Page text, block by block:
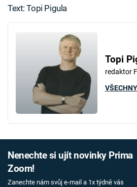
Text: Topi Pigula
Topi
redaktor
Nenechte si ujít novinky Prima
Zoom!
Zanechte nám svůj e-mail a 1x týdně vás